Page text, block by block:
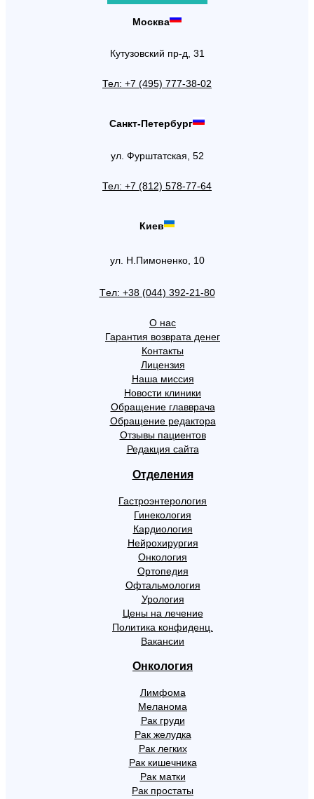
Москва
Кутузовский пр-д, 31
Тел: +7 (495) 777-38-02
Санкт-Петербург
ул. Фурштатская, 52
Тел: +7 (812) 578-77-64
Киев
ул. Н.Пимоненко, 10
Tел: +38 (044) 392-21-80
О нас
Гарантия возврата денег
Контакты
Лицензия
Наша миссия
Новости клиники
Обращение главврача
Обращение редактора
Отзывы пациентов
Редакция сайта
Отделения
Гастроэнтерология
Гинекология
Кардиология
Нейрохирургия
Онкология
Ортопедия
Офтальмология
Урология
Цены на лечение
Политика конфиденц.
Вакансии
Онкология
Лимфома
Меланома
Рак груди
Рак желудка
Рак легких
Рак кишечника
Рак матки
Рак простаты